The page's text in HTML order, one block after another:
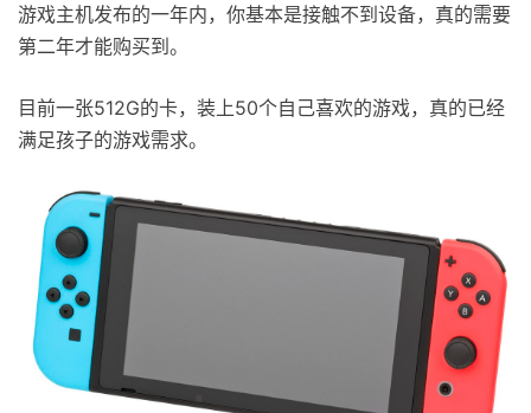
游戏主机发布的一年内，你基本是接触不到设备，真的需要
第二年才能购买到。
目前一张512G的卡，装上50个自己喜欢的游戏，真的已经
满足孩子的游戏需求。